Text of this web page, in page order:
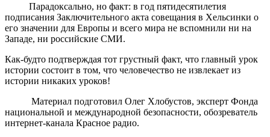
Парадоксально, но факт: в год пятидесятилетия
подписания Заключительного акта совещания в Хельсинки о
его значении для Европы и всего мира не вспомнили ни на
Западе, ни российские СМИ.
Как-будто подтверждая тот грустный факт, что главный урок
истории состоит в том, что человечество не извлекает из
истории никаких уроков!
Материал подготовил Олег Хлобустов, эксперт Фонда
национальной и международной безопасности, обозреватель
интернет-канала Красное радио.